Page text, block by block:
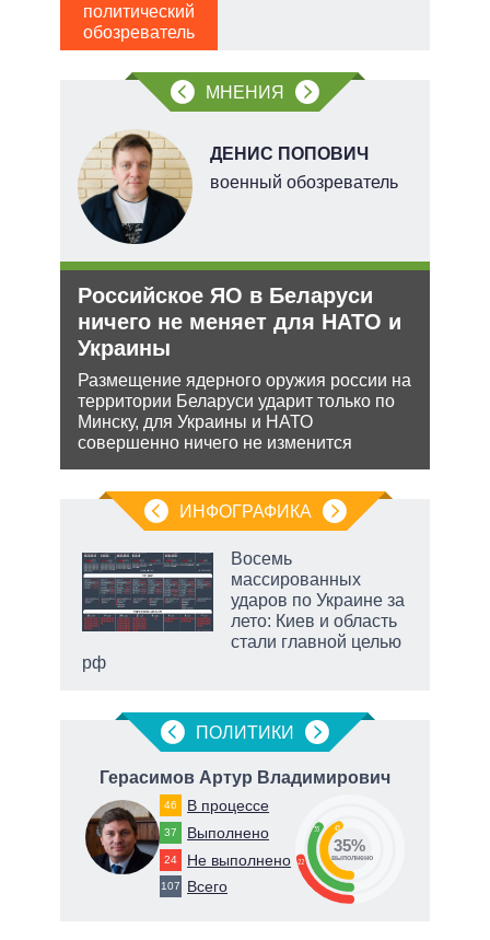
политический
обозреватель
МНЕНИЯ
ДЕНИС ПОПОВИЧ
военный обозреватель
Российское ЯО в Беларуси
ничего не меняет для НАТО и
Украины
Размещение ядерного оружия россии на
территории Беларуси ударит только по
Минску, для Украины и НАТО
совершенно ничего не изменится
ИНФОГРАФИКА
Восемь
массированных
ударов по Украине за
лето: Киев и область
стали главной целью
рф
ПОЛИТИКИ
Герасимов Артур Владимирович
46 В процессе
37 Выполнено
24 Не выполнено
107 Всего
22
35 43
35%
выполнено